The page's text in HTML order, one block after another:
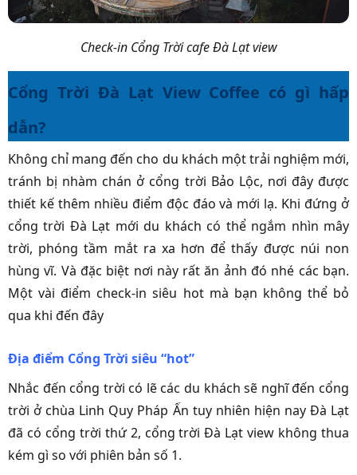
Check-in Cổng Trời cafe Đà Lạt view
Cổng Trời Đà Lạt View Coffee có gì hấp
dẫn?
Không chỉ mang đến cho du khách một trải nghiệm mới,
tránh bị nhàm chán ở cổng trời Bảo Lộc, nơi đây được
thiết kế thêm nhiều điểm độc đáo và mới lạ. Khi đứng ở
cổng trời Đà Lạt mới du khách có thể ngắm nhìn mây
trời, phóng tầm mắt ra xa hơn để thấy được núi non
hùng vĩ. Và đặc biệt nơi này rất ăn ảnh đó nhé các bạn.
Một vài điểm check-in siêu hot mà bạn không thể bỏ
qua khi đến đây
Địa điểm Cổng Trời siêu “hot”
Nhắc đến cổng trời có lẽ các du khách sẽ nghĩ đến cổng
trời ở chùa Linh Quy Pháp Ấn tuy nhiên hiện nay Đà Lạt
đã có cổng trời thứ 2, cổng trời Đà Lạt view không thua
kém gì so với phiên bản số 1.